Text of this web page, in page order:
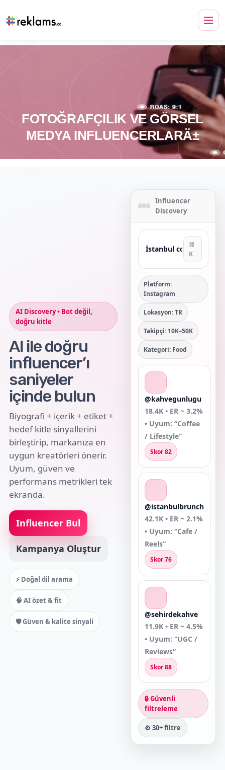
FOTOĞRAFÇILIK VE GÖRSEL
MEDYA INFLUENCERLARÄ±
AI Discovery • Bot değil,
doğru kitle
AI ile doğru
influencer’ı
saniyeler
içinde bulun
Biyografi + içerik + etiket +
hedef kitle sinyallerini
birleştirip, markanıza en
uygun kreatörleri önerir.
Uyum, güven ve
performans metrikleri tek
ekranda.
Influencer Bul
Kampanya Oluştur
⚡ Doğal dil arama
🧠 AI özet & fit
🛡️ Güven & kalite sinyali
Influencer
Discovery
⌘
K
Platform:
Instagram
Lokasyon: TR
Takipçi: 10K–50K
Kategori: Food
@kahvegunlugu
18.4K • ER ~ 3.2%
• Uyum: “Coffee
/ Lifestyle”
Skor 82
@istanbulbrunch
42.1K • ER ~ 2.1%
• Uyum: “Cafe /
Reels”
Skor 76
@sehirdekahve
11.9K • ER ~ 4.5%
• Uyum: “UGC /
Reviews”
Skor 88
🔒 Güvenli
filtreleme
⚙️ 30+ filtre